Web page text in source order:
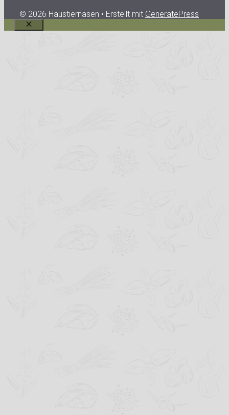
© 2026 Haustiernasen • Erstellt mit GeneratePress
Schließen